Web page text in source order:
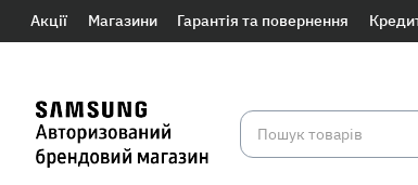
Акції Магазини Гарантія та повернення